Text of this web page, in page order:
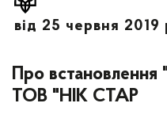
від 25 червня
Про встановлення
ТОВ "НІК СТАР